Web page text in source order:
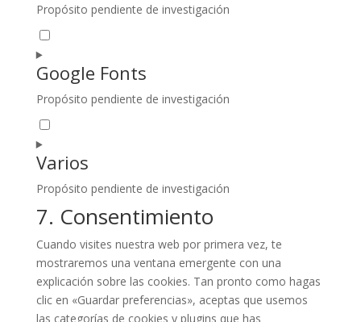
adsense
Propósito pendiente de investigación
Consent
to
service
google-
tag-
manager
Google Fonts
Propósito pendiente de investigación
Consent
to
service
google-
fonts
Varios
Propósito pendiente de investigación
Consent
to
service
varios
7. Consentimiento
Cuando visites nuestra web por primera vez, te
mostraremos una ventana emergente con una
explicación sobre las cookies. Tan pronto como hagas
clic en «Guardar preferencias», aceptas que usemos
las categorías de cookies y plugins que has